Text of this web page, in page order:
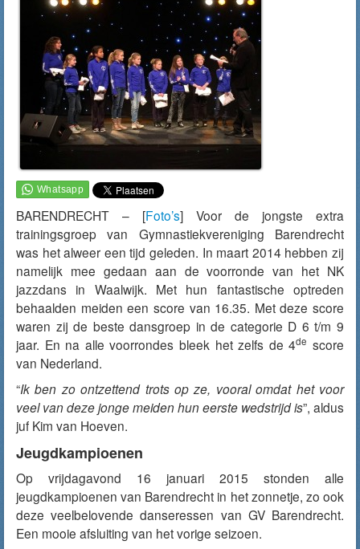
BARENDRECHT – [Foto’s] Voor de jongste extra
trainingsgroep van Gymnastiekvereniging Barendrecht
was het alweer een tijd geleden. In maart 2014 hebben zij
namelijk mee gedaan aan de voorronde van het NK
jazzdans in Waalwijk. Met hun fantastische optreden
behaalden meiden een score van 16.35. Met deze score
waren zij de beste dansgroep in de categorie D 6 t/m 9
jaar. En na alle voorrondes bleek het zelfs de 4de score
van Nederland.
“Ik ben zo ontzettend trots op ze, vooral omdat het voor
veel van deze jonge meiden hun eerste wedstrijd is”, aldus
juf Kim van Hoeven.
Jeugdkampioenen
Op vrijdagavond 16 januari 2015 stonden alle
jeugdkampioenen van Barendrecht in het zonnetje, zo ook
deze veelbelovende danseressen van GV Barendrecht.
Een mooie afsluiting van het vorige seizoen.